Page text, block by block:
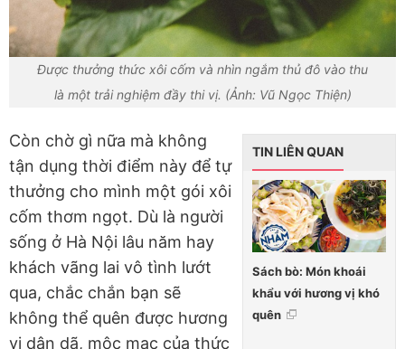
Được thưởng thức xôi cốm và nhìn ngắm thủ đô vào thu
là một trải nghiệm đầy thi vị. (Ảnh: Vũ Ngọc Thiện)
TIN LIÊN QUAN
Sách bò: Món khoái
khẩu với hương vị khó
quên
Còn chờ gì nữa mà không
tận dụng thời điểm này để tự
thưởng cho mình một gói xôi
cốm thơm ngọt. Dù là người
sống ở Hà Nội lâu năm hay
khách vãng lai vô tình lướt
qua, chắc chắn bạn sẽ
không thể quên được hương
vị dân dã, mộc mạc của thức